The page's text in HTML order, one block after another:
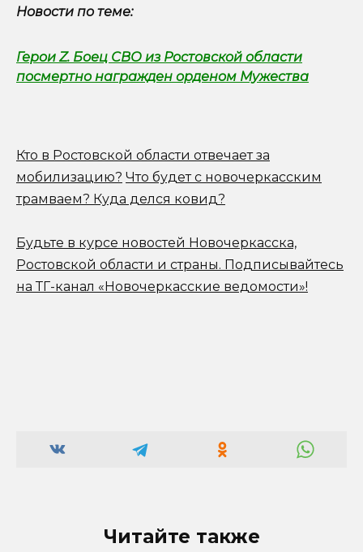
Новости по теме:
Герои Z. Боец СВО из Ростовской области
посмертно награжден орденом Мужества
Кто в Ростовской области отвечает за
мобилизацию? Что будет с новочеркасским
трамваем? Куда делся ковид?
Будьте в курсе новостей Новочеркасска,
Ростовской области и страны. Подписывайтесь
на ТГ-канал «Новочеркасские ведомости»!
Читайте также